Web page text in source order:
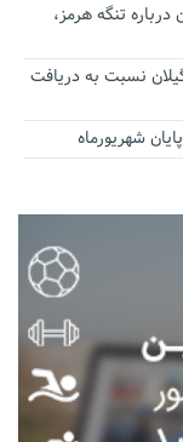
تنگه هرمز،
نسبت به دریافت